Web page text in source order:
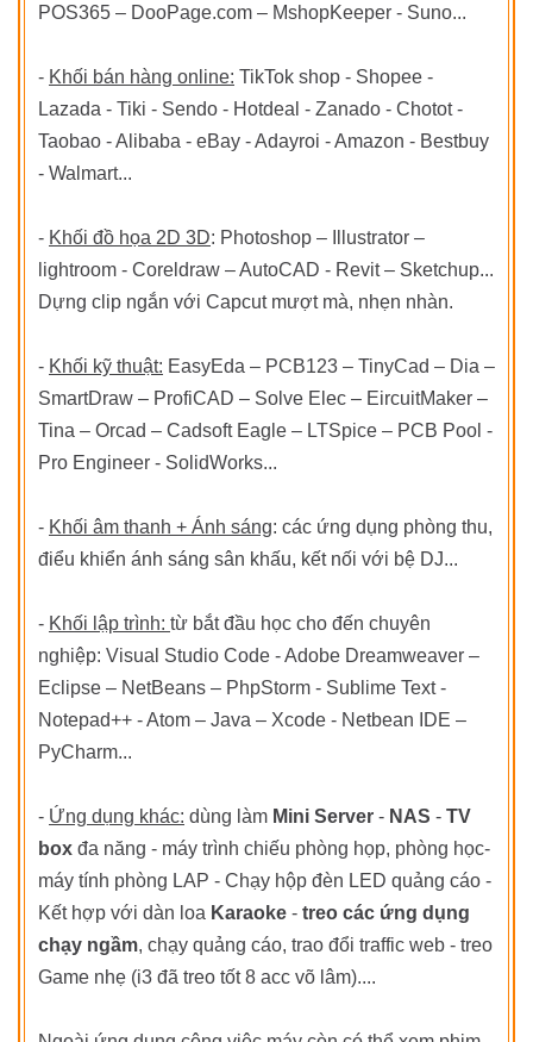
POS365 – DooPage.com – MshopKeeper - Suno...
- Khối bán hàng online: TikTok shop - Shopee -
Lazada - Tiki - Sendo - Hotdeal - Zanado - Chotot -
Taobao - Alibaba - eBay - Adayroi - Amazon - Bestbuy
- Walmart...
- Khối đồ họa 2D 3D: Photoshop – Illustrator –
lightroom - Coreldraw – AutoCAD - Revit – Sketchup...
Dựng clip ngắn với Capcut mượt mà, nhẹn nhàn.
- Khối kỹ thuật: EasyEda – PCB123 – TinyCad – Dia –
SmartDraw – ProfiCAD – Solve Elec – EircuitMaker –
Tina – Orcad – Cadsoft Eagle – LTSpice – PCB Pool -
Pro Engineer - SolidWorks...
- Khối âm thanh + Ánh sáng: các ứng dụng phòng thu,
điểu khiển ánh sáng sân khấu, kết nối với bệ DJ...
- Khối lập trình: từ bắt đầu học cho đến chuyên
nghiệp: Visual Studio Code - Adobe Dreamweaver –
Eclipse – NetBeans – PhpStorm - Sublime Text -
Notepad++ - Atom – Java – Xcode - Netbean IDE –
PyCharm...
- Ứng dụng khác: dùng làm Mini Server - NAS - TV
box đa năng - máy trình chiếu phòng họp, phòng học-
máy tính phòng LAP - Chạy hộp đèn LED quảng cáo -
Kết hợp với dàn loa Karaoke - treo các ứng dụng
chạy ngầm, chạy quảng cáo, trao đổi traffic web - treo
Game nhẹ (i3 đã treo tốt 8 acc võ lâm)....